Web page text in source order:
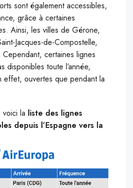
sont également accessibles,
grâce à certaines
Ainsi, les villes de Gérone,
Jacques-de-Compostelle,
certaines lignes
disponibles toute l’année,
effet, ouvertes que pendant la
voici la liste des lignes
depuis l’Espagne vers la